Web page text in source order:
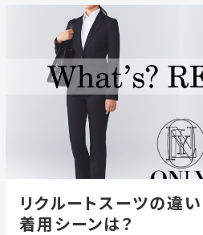
リクルートスーツの違
着用シーンは？